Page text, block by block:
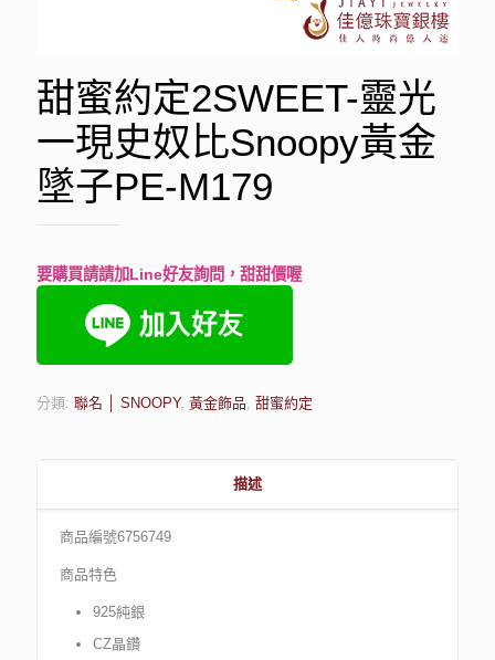
甜蜜約定2SWEET-靈光
一現史奴比Snoopy黃金
墜子PE-M179
要購買請請加Line好友詢問，甜甜價喔
分類: 聯名 │ SNOOPY, 黃金飾品 甜蜜約定
描述
商品編號6756749
商品特色
925純銀
CZ晶鑽